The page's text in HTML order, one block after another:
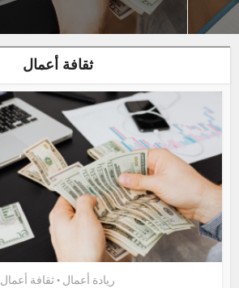
ثقافة أعمال
ثقافة أعمال • ريادة أعمال